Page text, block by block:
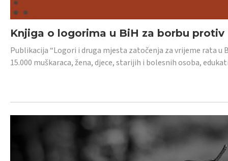
Knjiga o logorima u BiH za borbu
Publikacija “Logori i druga mjesta zatočenja za vrijeme rata u
15.000 muškaraca, žena, djece, starijih i bolesnih osoba,